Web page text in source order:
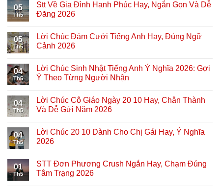
05
Th5
Stt Về Gia Đình Hạnh Phúc Hay, Ngắn Gọn Và Dễ
Đăng 2026
05
Th5
Lời Chúc Đám Cưới Tiếng Anh Hay, Đúng Ngữ
Cảnh 2026
04
Th5
Lời Chúc Sinh Nhật Tiếng Anh Ý Nghĩa 2026: Gợi
Ý Theo Từng Người Nhận
04
Th5
Lời Chúc Cô Giáo Ngày 20 10 Hay, Chân Thành
Và Dễ Gửi Năm 2026
04
Th5
Lời Chúc 20 10 Dành Cho Chị Gái Hay, Ý Nghĩa
2026
01
Th5
STT Đơn Phương Crush Ngắn Hay, Chạm Đúng
Tâm Trạng 2026